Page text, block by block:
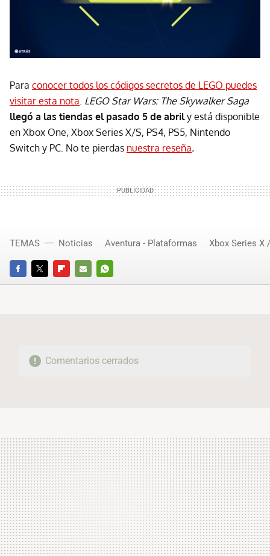
Para conocer todos los códigos secretos de LEGO puedes
visitar esta nota LEGO Star Wars: The Skywalker Saga
llegó a las tiendas el pasado 5 de abrily está disponible
en Xbox One, Xbox Series X/S, PS4, PS5, Nintendo
Switch y PC. No te pierdas nuestra reseña.
FACEBOOKTWITTERFLIPBOARD
E-
WHATSAPP
TEMAS Noticias Aventura - Plataformas Xbox Series X
Comentarios cerrados